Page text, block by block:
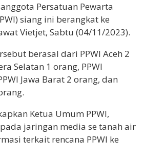
anggota Persatuan Pewarta
siang ini berangkat ke
Vietjet, Sabtu (04/11/2023).
berasal dari PPWI Aceh 2
Selatan 1 orang, PPWI
Jawa Barat 2 orang, dan
Ketua Umum PPWI,
jaringan media se tanah air
terkait rencana PPWI ke